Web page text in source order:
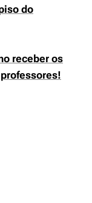
do
receber os